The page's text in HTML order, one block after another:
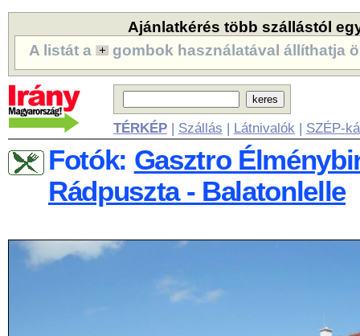
Ajánlatkérés több szállástól
A listát a
gombok használatával állíthatja
TÉRKÉP| Szállás | Látnivalók | SZÉP-
Fotók: Gasztro
Rádpuszta - Balatonlelle